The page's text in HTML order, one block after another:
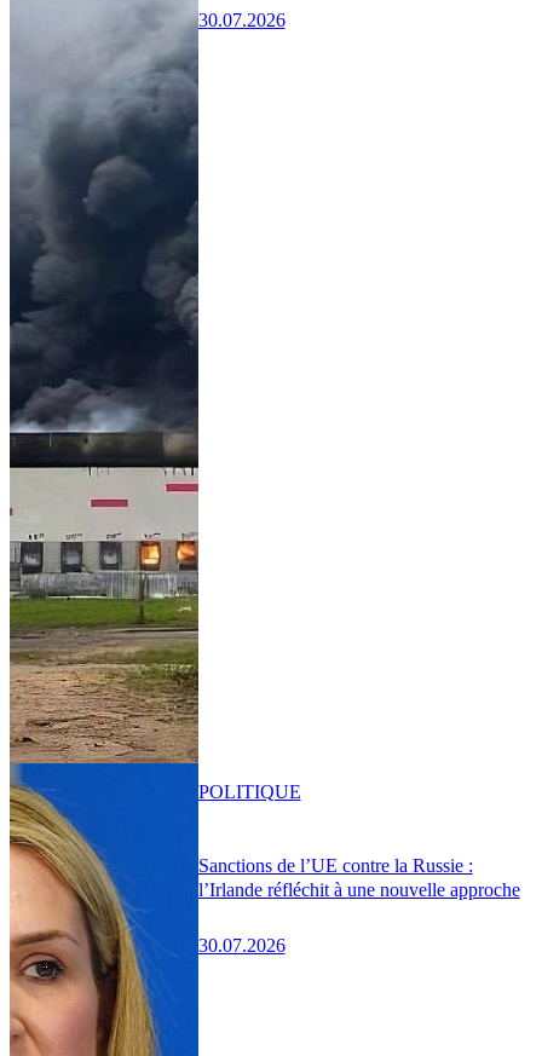
30.07.2026
Sanctions de l’UE contre la Russie :
l’Irlande réfléchit à une nouvelle approche
30.07.2026
POLITIQUE